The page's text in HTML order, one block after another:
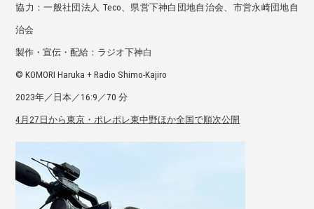
協⼒：⼀般社団法⼈ Teco、県営下神⽩団地⾃治会、市営永崎団地⾃
治会
製作・宣伝・配給：ラジオ下神⽩
© KOMORI Haruka + Radio Shimo-Kajiro
2023年／⽇本／16:9／70 分
4月27日から東京・ポレポレ東中野ほか全国で順次公開